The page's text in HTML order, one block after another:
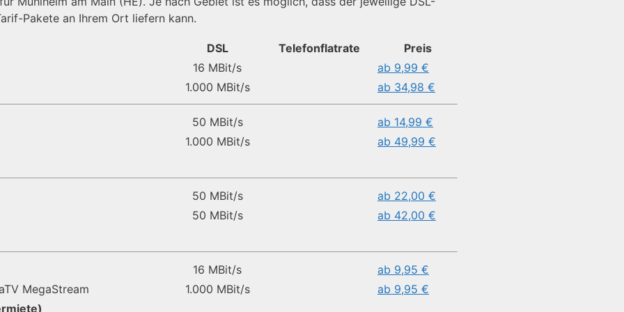
Pakete an Ihrem Ort liefern kann.
DSL Telefonflatrate
Preis
16 MBit/s
ab 9,99 €
1.000 MBit/s
ab 34,98 €
50 MBit/s
ab 14,99 €
1.000 MBit/s
ab 49,99 €
50 MBit/s
ab 22,00 €
50 MBit/s
ab 42,00 €
16 MBit/s
ab 9,95 €
MegaStream
1.000 MBit/s
ab 9,95 €